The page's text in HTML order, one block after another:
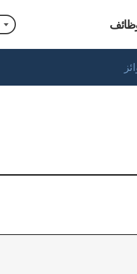
المتوسط / العالي